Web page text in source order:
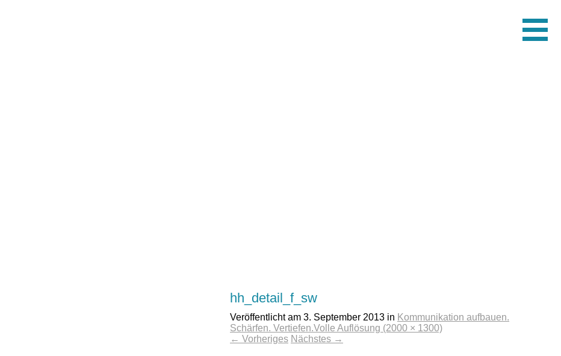
hh_detail_f_sw
Veröffentlicht am 3. September 2013 in Kommunikation aufbauen.
Schärfen. Vertiefen.Volle Auflösung (2000 × 1300)
← Vorheriges Nächstes →